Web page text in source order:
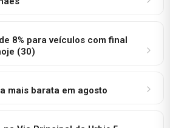
8% para veículos com final
(30)
mais barata em agosto